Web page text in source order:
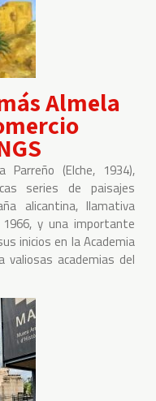
Almela
(Elche, 1934),
series de paisajes
alicantina, llamativa
y una importante
inicios en la Academia
valiosas academias del